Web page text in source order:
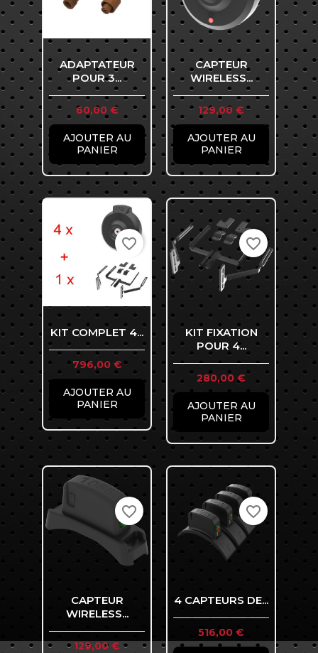
ADAPTATEUR
POUR 3...
Prix
60,00 €
AJOUTER AU
PANIER
CAPTEUR
WIRELESS...
Prix
129,00 €
AJOUTER AU
PANIER
KIT COMPLET 4...
Prix
796,00 €
AJOUTER AU
PANIER
favorite_border
KIT FIXATION
POUR 4...
Prix
280,00 €
AJOUTER AU
PANIER
favorite_border
CAPTEUR
WIRELESS...
Prix
129,00 €
favorite_border
4 CAPTEURS DE...
Prix
516,00 €
favorite_border